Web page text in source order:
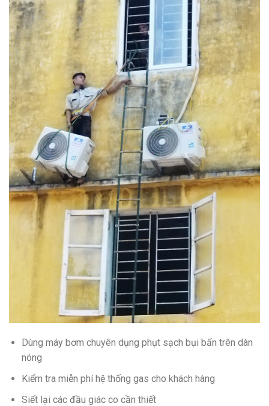
Dùng máy bơm chuyên dụng phụt sạch bụi bẩn trên dàn
nóng
Kiểm tra miễn phíhệ thống gas cho khách hàng
Siết lại cácđầu giác co cần thiết